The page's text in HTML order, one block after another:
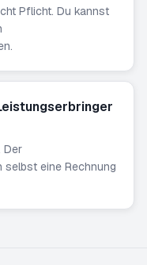
Pflicht. Du kannst
Der
selbst eine Rechnung